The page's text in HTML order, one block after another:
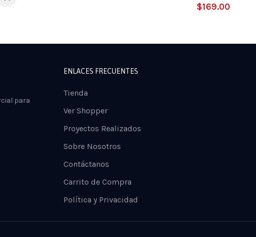
$169.00
para
ENLACES FRECUENTES
Tienda
Ver Shopper
Proyectos Realizados
Sobre Nosotros
Contáctanos
Carrito de Compra
Política y Privacidad